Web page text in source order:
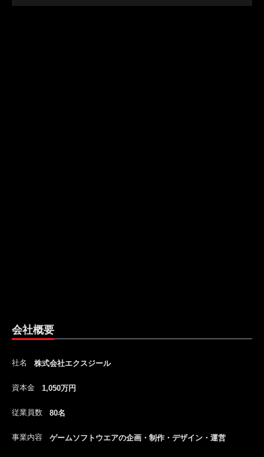
会社概要
社名 株式会社エクスジール
資本金 1,050万円
従業員数 80名
事業内容 ゲームソフトウエアの企画・制作・デザイン・運営